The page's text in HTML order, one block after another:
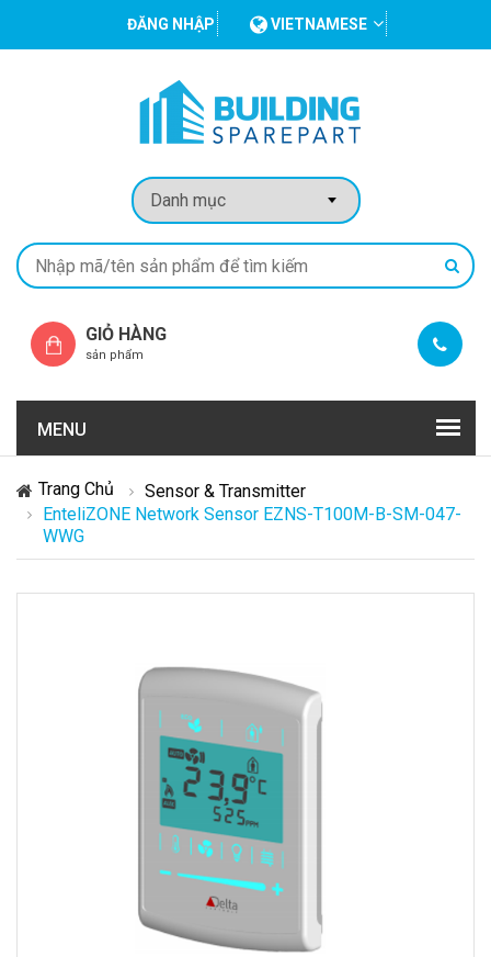
ĐĂNG NHẬP VIETNAMESE
GIỎ HÀNG
sản phẩm
MENU
Trang Chủ
Sensor & Transmitter
EnteliZONE Network Sensor EZNS-T100M-B-SM-047-
WWG